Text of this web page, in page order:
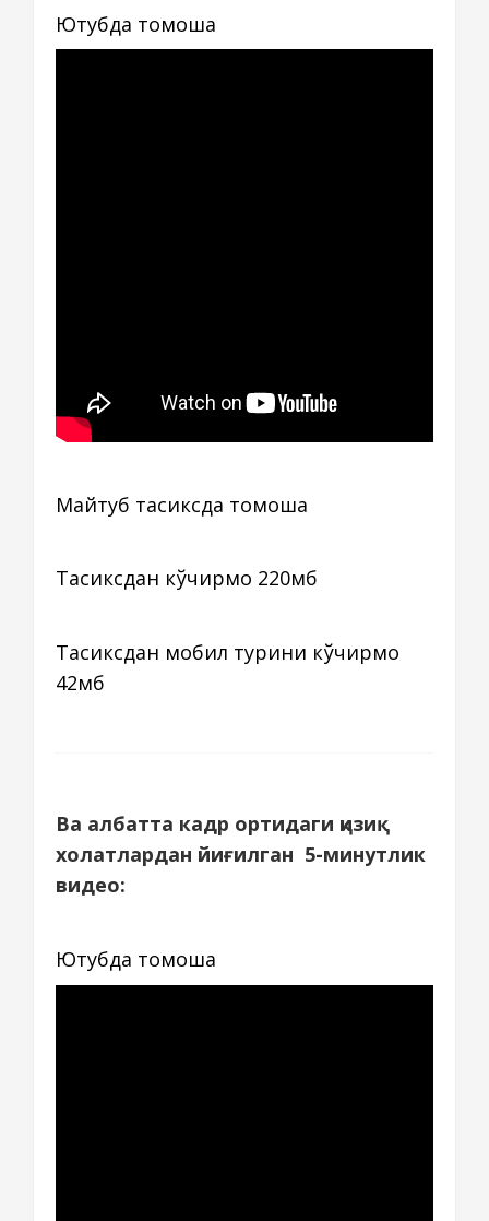
Ютубда томоша
Майтуб тасиксда томоша
Тасиксдан кўчирмоқ 220мб
Тасиксдан мобил турини кўчирмоқ
42мб
Ва албатта кадр ортидаги қизиқ
холатлардан йиғилган 5-минутлик
видео:
Ютубда томоша